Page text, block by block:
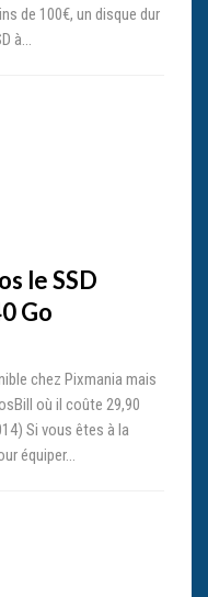
de 100€, un disque dur
à…
le SSD
Go
chez Pixmania mais
où il coûte 29,90
Si vous êtes à la
équiper…